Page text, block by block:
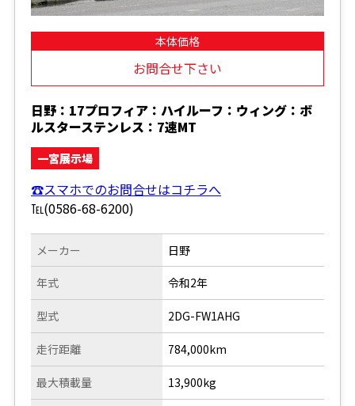
本体価格
お問合せ下さい
日野：17プロフィア：ハイルーフ：ウィング：ボ
ルスターステンレス：7速MT
一宮展示場
☎スマホでのお問合せはコチラへ
℡(0586-68-6200)
メーカー
年式
型式
走行距離
日野
令和2年
2DG-FW1AHG
784,000km
最大積載量 13,900kg